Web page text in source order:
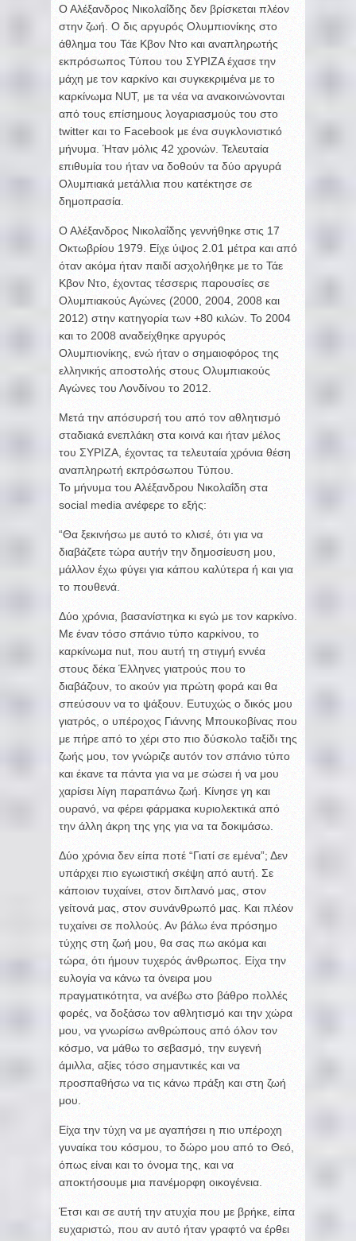
Ο Αλέξανδρος Νικολαΐδης δεν βρίσκεται πλέον
στην ζωή. Ο δις αργυρός Ολυμπιονίκης στο
άθλημα του Τάε Κβον Ντο και αναπληρωτής
εκπρόσωπος Τύπου του ΣΥΡΙΖΑ έχασε την
μάχη με τον καρκίνο και συγκεκριμένα με το
καρκίνωμα NUT, με τα νέα να ανακοινώνονται
από τους επίσημους λογαριασμούς του στο
twitter και το Facebook με ένα συγκλονιστικό
μήνυμα. Ήταν μόλις 42 χρονών. Τελευταία
επιθυμία του ήταν να δοθούν τα δύο αργυρά
Ολυμπιακά μετάλλια που κατέκτησε σε
δημοπρασία.
Ο Αλέξανδρος Νικολαΐδης γεννήθηκε στις 17
Οκτωβρίου 1979. Είχε ύψος 2.01 μέτρα και από
όταν ακόμα ήταν παιδί ασχολήθηκε με το Τάε
Κβον Ντο, έχοντας τέσσερις παρουσίες σε
Ολυμπιακούς Αγώνες (2000, 2004, 2008 και
2012) στην κατηγορία των +80 κιλών. Το 2004
και το 2008 αναδείχθηκε αργυρός
Ολυμπιονίκης, ενώ ήταν ο σημαιοφόρος της
ελληνικής αποστολής στους Ολυμπιακούς
Αγώνες του Λονδίνου το 2012.
Μετά την απόσυρσή του από τον αθλητισμό
σταδιακά ενεπλάκη στα κοινά και ήταν μέλος
του ΣΥΡΙΖΑ, έχοντας τα τελευταία χρόνια θέση
αναπληρωτή εκπρόσωπου Τύπου.
Το μήνυμα του Αλέξανδρου Νικολαΐδη στα
social media ανέφερε το εξής:
“Θα ξεκινήσω με αυτό το κλισέ, ότι για να
διαβάζετε τώρα αυτήν την δημοσίευση μου,
μάλλον έχω φύγει για κάπου καλύτερα ή και για
το πουθενά.
Δύο χρόνια, βασανίστηκα κι εγώ με τον καρκίνο.
Με έναν τόσο σπάνιο τύπο καρκίνου, το
καρκίνωμα nut, που αυτή τη στιγμή εννέα
στους δέκα Έλληνες γιατρούς που το
διαβάζουν, το ακούν για πρώτη φορά και θα
σπεύσουν να το ψάξουν. Ευτυχώς ο δικός μου
γιατρός, ο υπέροχος Γιάννης Μπουκοβίνας που
με πήρε από το χέρι στο πιο δύσκολο ταξίδι της
ζωής μου, τον γνώριζε αυτόν τον σπάνιο τύπο
και έκανε τα πάντα για να με σώσει ή να μου
χαρίσει λίγη παραπάνω ζωή. Κίνησε γη και
ουρανό, να φέρει φάρμακα κυριολεκτικά από
την άλλη άκρη της γης για να τα δοκιμάσω.
Δύο χρόνια δεν είπα ποτέ “Γιατί σε εμένα”; Δεν
υπάρχει πιο εγωιστική σκέψη από αυτή. Σε
κάποιον τυχαίνει, στον διπλανό μας, στον
γείτονά μας, στον συνάνθρωπό μας. Και πλέον
τυχαίνει σε πολλούς. Αν βάλω ένα πρόσημο
τύχης στη ζωή μου, θα σας πω ακόμα και
τώρα, ότι ήμουν τυχερός άνθρωπος. Είχα την
ευλογία να κάνω τα όνειρα μου
πραγματικότητα, να ανέβω στο βάθρο πολλές
φορές, να δοξάσω τον αθλητισμό και την χώρα
μου, να γνωρίσω ανθρώπους από όλον τον
κόσμο, να μάθω το σεβασμό, την ευγενή
άμιλλα, αξίες τόσο σημαντικές και να
προσπαθήσω να τις κάνω πράξη και στη ζωή
μου.
Είχα την τύχη να με αγαπήσει η πιο υπέροχη
γυναίκα του κόσμου, το δώρο μου από το Θεό,
όπως είναι και το όνομα της, και να
αποκτήσουμε μια πανέμορφη οικογένεια.
Έτσι και σε αυτή την ατυχία που με βρήκε, είπα
ευχαριστώ, που αν αυτό ήταν γραφτό να έρθει